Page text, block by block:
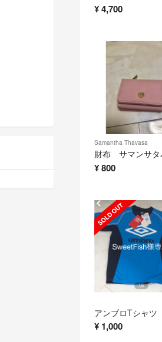
¥4,700
Samantha Thavasa
¥800
アンブロTシャツ
¥ 1,000